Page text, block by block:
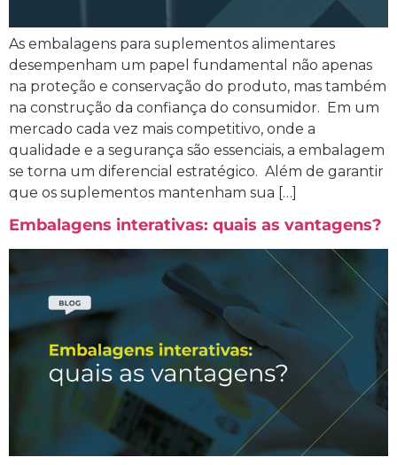
As embalagens para suplementos alimentares
desempenham um papel fundamental não apenas
na proteção e conservação do produto, mas também
na construção da confiança do consumidor. Em um
mercado cada vez mais competitivo, onde a
qualidade e a segurança são essenciais, a embalagem
se torna um diferencial estratégico. Além de garantir
que os suplementos mantenham sua […]
Embalagens interativas: quais as vantagens?